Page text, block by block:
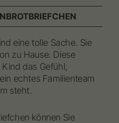
eine tolle Sache. Sie
zu Hause. Diese
das Gefühl,
echtes Familienteam
steht.
können Sie